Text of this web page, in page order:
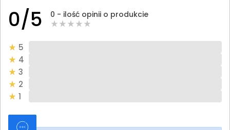
0/5 0 - ilość opinii o produkcie
5
4
3
2
1